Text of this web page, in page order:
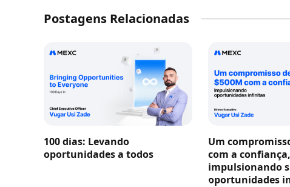
Postagens Relacionadas
100 dias: Levando
oportunidades a todos
Um
com a confiança,
impulsionando
oportunidades